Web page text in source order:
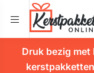
Druk bezig met